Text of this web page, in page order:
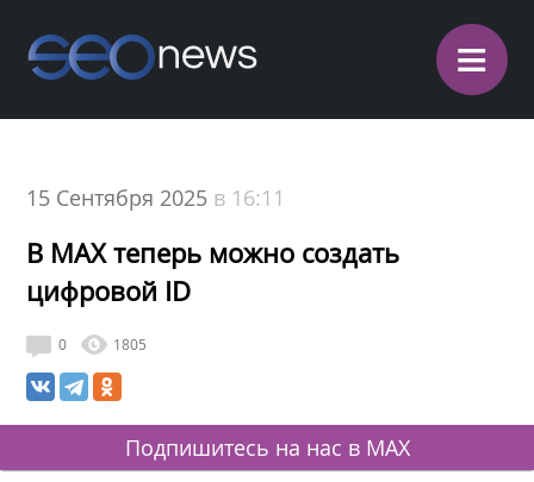
≡
15 Сентября 2025 в 16:11
В MAX теперь можно создать
цифровой ID
0 1805
Подпишитесь на нас в MAX